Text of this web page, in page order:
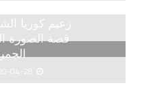
زعيم كوريا
قصة الصورة
04-28